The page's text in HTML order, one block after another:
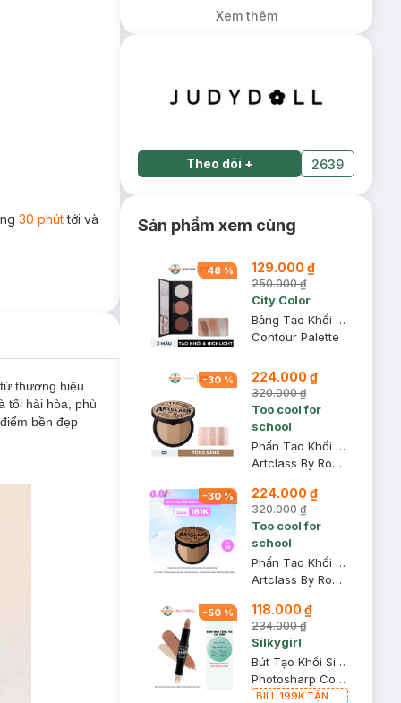
30 phúttới và
thương hiệu
tối hài hòa, phù
bền đẹp
Xem thêm
Theo dõi + 2639
Sản phẩm xem cùng
-48 % 129.000 ₫
250.000 ₫
City Color
Bảng Tạo Khối Và Highlight City Color 4.5g
Contour Palette
-30 % 224.000 ₫
320.000 ₫
Too cool for
school
Phấn Tạo Khối Too Cool For School 02 Màu Sáng 9.5g
Artclass By Rodin Shading - 02 Modern
-30% 224.000 ₫
320.000 ₫
Too cool for
school
Phấn Tạo Khối Too Cool For School 01 Màu Đậm 9.5g
Artclass By Rodin Shading - 01 Classic
-50 % 118.000 ₫
234.000 ₫
Silkygirl
Bút Tạo Khối Silkygirl 2 Đầu 01 Natural Light 8g
Photosharp Contour & Highlighter
BILL 199K TẶNG